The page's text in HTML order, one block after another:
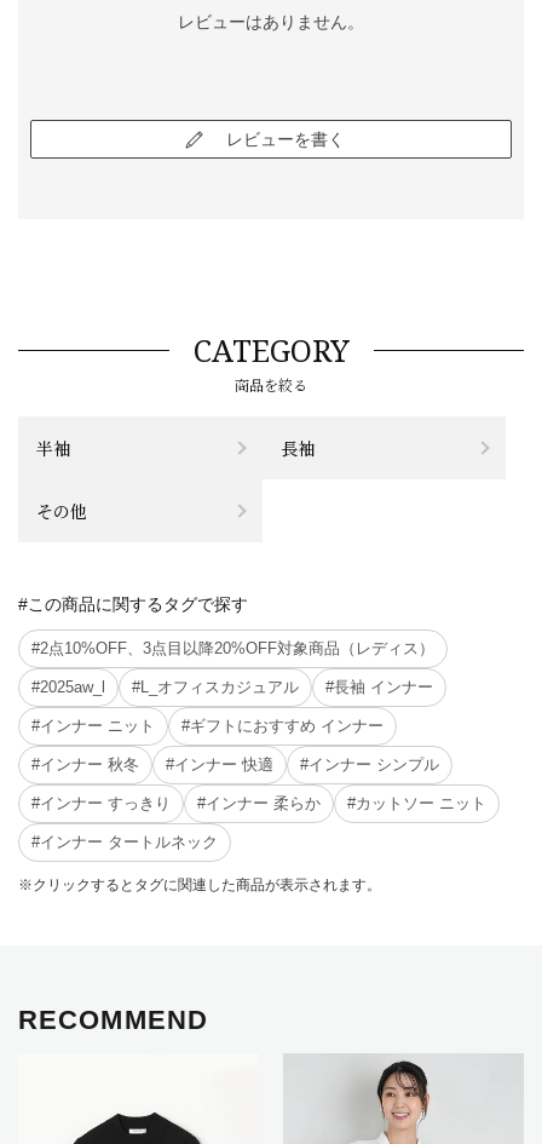
レビューはありません。
レビューを書く
CATEGORY
商品を絞る
半袖 長袖
その他
#この商品に関するタグで探す
#2点10%OFF、3点目以降20%OFF対象商品（レディス）
#2025aw_l #L_オフィスカジュアル #長袖 インナー
#インナー ニット #ギフトにおすすめ インナー
#インナー 秋冬 #インナー 快適 #インナー シンプル
#インナー すっきり #インナー 柔らか #カットソー ニット
#インナー タートルネック
※クリックするとタグに関連した商品が表示されます。
RECOMMEND